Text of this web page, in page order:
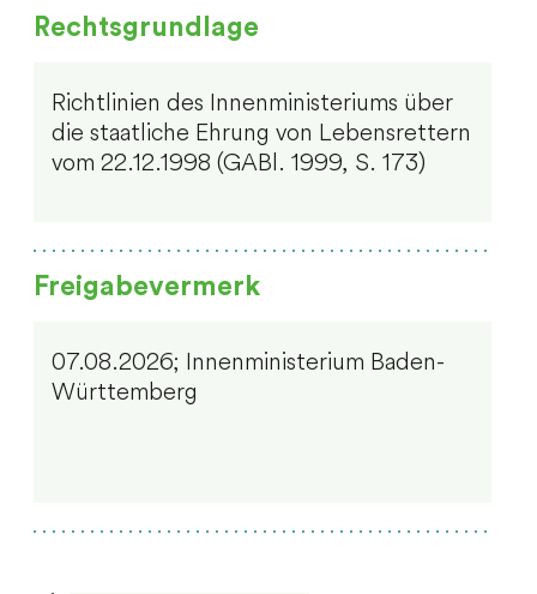
Rechtsgrundlage
Richtlinien des Innenministeriums über
die staatliche Ehrung von Lebensrettern
vom 22.12.1998 (GABl. 1999, S. 173)
Freigabevermerk
07.08.2026; Innenministerium Baden-
Württemberg